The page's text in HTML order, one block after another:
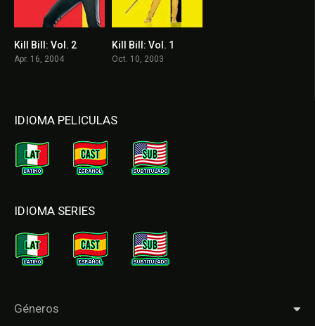
Kill Bill: Vol. 2
Apr. 16, 2004
Kill Bill: Vol. 1
Oct. 10, 2003
IDIOMA PELICULAS
IDIOMA SERIES
Géneros